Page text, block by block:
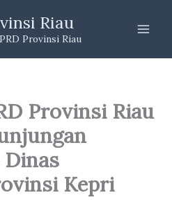
Riau
Provinsi Riau
Provinsi Riau
Dinas
Kepri